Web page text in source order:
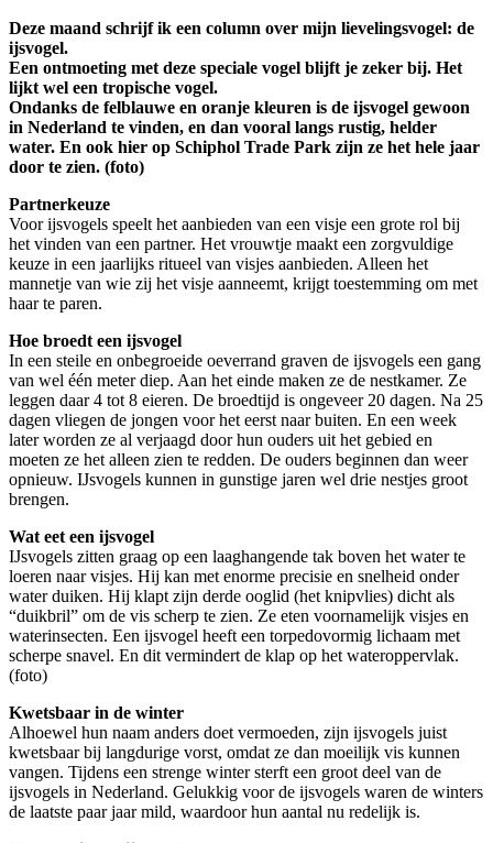
Deze maand schrijf ik een column over mijn lievelingsvogel: de
ijsvogel.
Een ontmoeting met deze speciale vogel blijft je zeker bij. Het
lijkt wel een tropische vogel.
Ondanks de felblauwe en oranje kleuren is de ijsvogel gewoon
in Nederland te vinden, en dan vooral langs rustig, helder
water. En ook hier op Schiphol Trade Park zijn ze het hele jaar
door te zien. (foto)
Partnerkeuze
Voor ijsvogels speelt het aanbieden van een visje een grote rol bij
het vinden van een partner. Het vrouwtje maakt een zorgvuldige
keuze in een jaarlijks ritueel van visjes aanbieden. Alleen het
mannetje van wie zij het visje aanneemt, krijgt toestemming om met
haar te paren.
Hoe broedt een ijsvogel
In een steile en onbegroeide oeverrand graven de ijsvogels een gang
van wel één meter diep. Aan het einde maken ze de nestkamer. Ze
leggen daar 4 tot 8 eieren. De broedtijd is ongeveer 20 dagen. Na 25
dagen vliegen de jongen voor het eerst naar buiten. En een week
later worden ze al verjaagd door hun ouders uit het gebied en
moeten ze het alleen zien te redden. De ouders beginnen dan weer
opnieuw. IJsvogels kunnen in gunstige jaren wel drie nestjes groot
brengen.
Wat eet een ijsvogel
IJsvogels zitten graag op een laaghangende tak boven het water te
loeren naar visjes. Hij kan met enorme precisie en snelheid onder
water duiken. Hij klapt zijn derde ooglid (het knipvlies) dicht als
“duikbril” om de vis scherp te zien. Ze eten voornamelijk visjes en
waterinsecten. Een ijsvogel heeft een torpedovormig lichaam met
scherpe snavel. En dit vermindert de klap op het wateroppervlak.
(foto)
Kwetsbaar in de winter
Alhoewel hun naam anders doet vermoeden, zijn ijsvogels juist
kwetsbaar bij langdurige vorst, omdat ze dan moeilijk vis kunnen
vangen. Tijdens een strenge winter sterft een groot deel van de
ijsvogels in Nederland. Gelukkig voor de ijsvogels waren de winters
de laatste paar jaar mild, waardoor hun aantal nu redelijk is.